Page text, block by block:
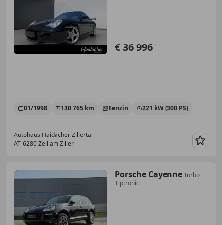
€ 36 996
01/1998 130 765 km Benzin 221 kW (300 PS)
Autohaus Haidacher Zillertal
AT-6280 Zell am Ziller
Porsche CayenneTurbo
Tiptronic